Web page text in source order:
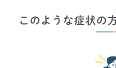
このような症状の